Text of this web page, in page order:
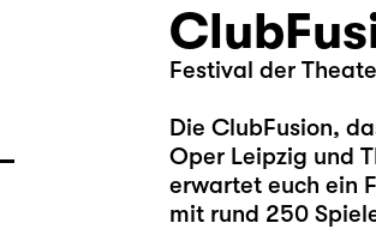
Festival der
Die ClubFusion,
Oper Leipzig und
erwartet euch ein
mit rund 250